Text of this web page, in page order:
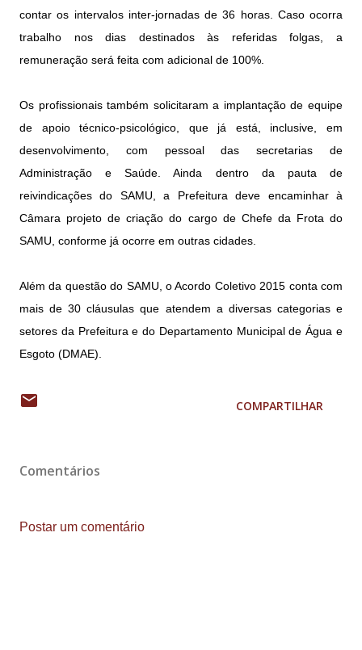
contar os intervalos inter-jornadas de 36 horas. Caso ocorra
trabalho nos dias destinados às referidas folgas, a
remuneração será feita com adicional de 100%.
Os profissionais também solicitaram a implantação de equipe
de apoio técnico-psicológico, que já está, inclusive, em
desenvolvimento, com pessoal das secretarias de
Administração e Saúde. Ainda dentro da pauta de
reivindicações do SAMU, a Prefeitura deve encaminhar à
Câmara projeto de criação do cargo de Chefe da Frota do
SAMU, conforme já ocorre em outras cidades.
Além da questão do SAMU, o Acordo Coletivo 2015 conta com
mais de 30 cláusulas que atendem a diversas categorias e
setores da Prefeitura e do Departamento Municipal de Água e
Esgoto (DMAE).
COMPARTILHAR
Comentários
Postar um comentário